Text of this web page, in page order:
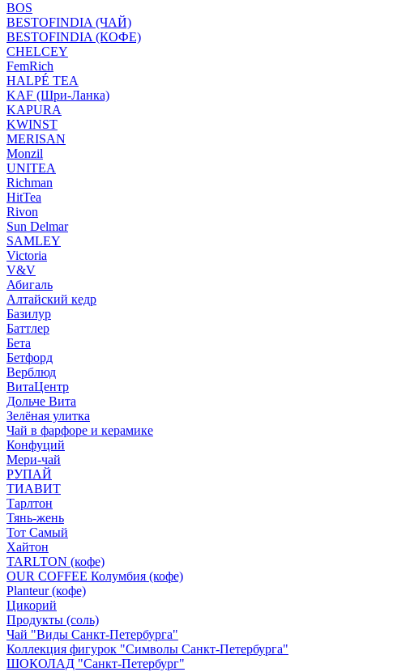
BOS
BESTOFINDIA (ЧАЙ)
BESTOFINDIA (КОФЕ)
CHELCEY
FemRich
HALPÉ TEA
KAF (Шри-Ланка)
KAPURA
KWINST
MERISAN
Monzil
UNITEA
Richman
HitTea
Rivon
Sun Delmar
SAMLEY
Victoria
V&V
Абигаль
Алтайский кедр
Базилур
Баттлер
Бета
Бетфорд
Верблюд
ВитаЦентр
Дольче Вита
Зелёная улитка
Чай в фарфоре и керамике
Конфуций
Мери-чай
РУПАЙ
ТИАВИТ
Тарлтон
Тянь-жень
Тот Самый
Хайтон
TARLTON (кофе)
OUR COFFEE Колумбия (кофе)
Planteur (кофе)
Цикорий
Продукты (соль)
Чай "Виды Санкт-Петербурга"
Коллекция фигурок "Символы Санкт-Петербурга"
ШОКОЛАД "Санкт-Петербург"